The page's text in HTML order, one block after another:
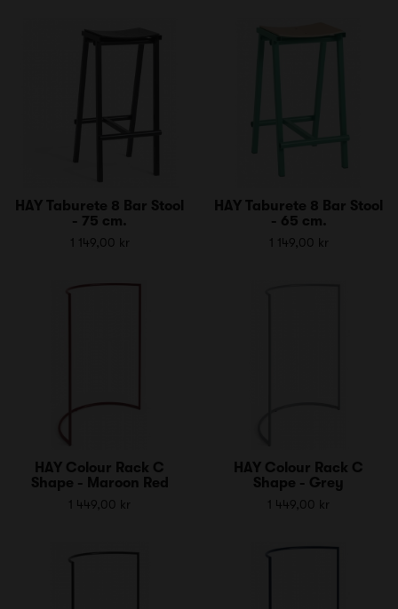
HAY Taburete 8 Bar Stool
- 75 cm.
1 149,00 kr
HAY Taburete 8 Bar Stool
- 65 cm.
1 149,00 kr
HAY Colour Rack C
Shape - Maroon Red
1 449,00 kr
HAY Colour Rack C
Shape - Grey
1 449,00 kr